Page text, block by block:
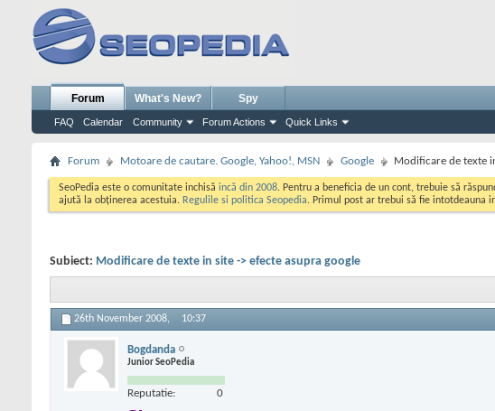
Forum
FAQ Calendar Community Forum Actions Quick Links
What's New? Spy
Forum Motoare de cautare. Google, Yahoo!, MSN Google Modificare de texte
SeoPedia este o comunitate inchisă incă din 2008. Pentru a beneficia de un cont, trebuie să
ajută la obținerea acestuia. Regulile si politica Seopedia. Primul post ar trebui să fie intotdeauna
Subiect: Modificare de texte in site -> efecte asupra google
26th November 2008, 10:37
Bogdanda
Junior SeoPedia
Reputatie: 0